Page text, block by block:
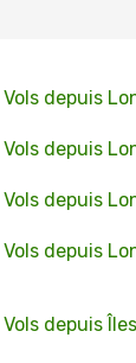
Vols depuis
Vols depuis
Vols depuis
Vols depuis
Vols depuis